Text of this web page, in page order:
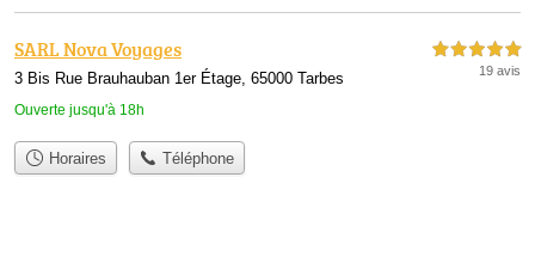
SARL Nova Voyages
3 Bis Rue Brauhauban 1er Étage, 65000 Tarbes
Ouverte jusqu'à 18h
5,0 étoiles sur 5
19 avis
Horaires Téléphone